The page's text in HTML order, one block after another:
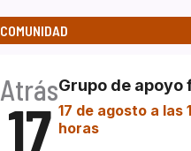
COMUNIDAD
Atrás
17
Grupo de apoyo
17 de agosto a las
horas